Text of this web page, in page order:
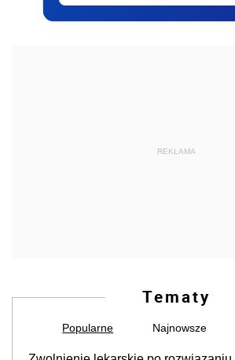
REKLAMA
Tematy
Popularne Najnowsze